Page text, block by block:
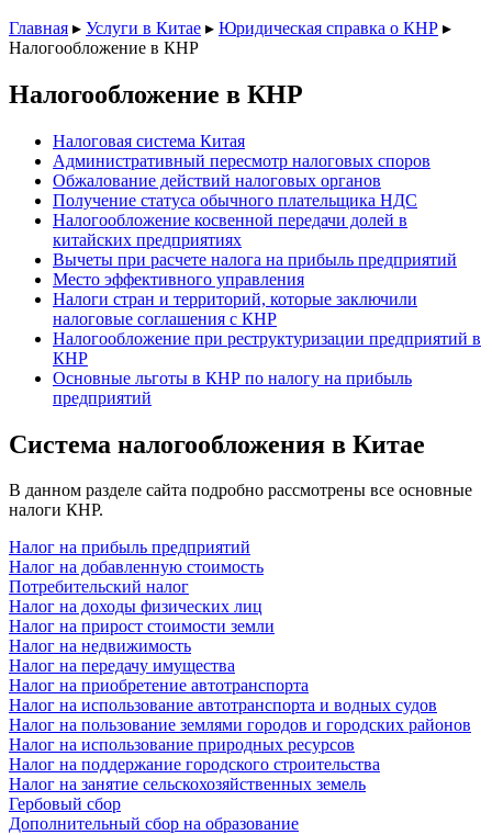
Главная ▸ Услуги в Китае ▸ Юридическая справка о КНР ▸
Налогообложение в КНР
Налогообложение в КНР
Налоговая система Китая
Административный пересмотр налоговых споров
Обжалование действий налоговых органов
Получение статуса обычного плательщика НДС
Налогообложение косвенной передачи долей в
китайских предприятиях
Вычеты при расчете налога на прибыль предприятий
Место эффективного управления
Налоги стран и территорий, которые заключили
налоговые соглашения с КНР
Налогообложение при реструктуризации предприятий в
КНР
Основные льготы в КНР по налогу на прибыль
предприятий
Система налогообложения в Китае
В данном разделе сайта подробно рассмотрены все основные
налоги КНР.
Налог на прибыль предприятий
Налог на добавленную стоимость
Потребительский налог
Налог на доходы физических лиц
Налог на прирост стоимости земли
Налог на недвижимость
Налог на передачу имущества
Налог на приобретение автотранспорта
Налог на использование автотранспорта и водных судов
Налог на пользование землями городов и городских районов
Налог на использование природных ресурсов
Налог на поддержание городского строительства
Налог на занятие сельскохозяйственных земель
Гербовый сбор
Дополнительный сбор на образование